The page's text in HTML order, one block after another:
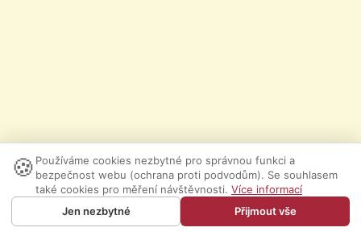
🍪 Používáme cookies nezbytné pro správnou funkci a
bezpečnost webu (ochrana proti podvodům). Se souhlasem
také cookies pro měření návštěvnosti. Více informací
Jen nezbytné
Přijmout vše